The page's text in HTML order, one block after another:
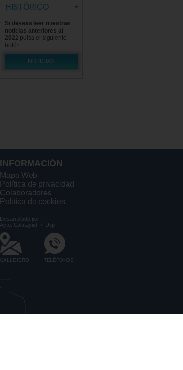
HISTÓRICO
Si deseas leer nuestras
noticias anteriores al
2022 pulsa el siguiente
botón
NOTICIAS
INFORMACIÓN
Mapa Web
Política de privacidad
Colaboradores
Política de cookies
Desarrollado por:
Ayto. Calatayud + Uup
CALLEJERO TELÉFONOS